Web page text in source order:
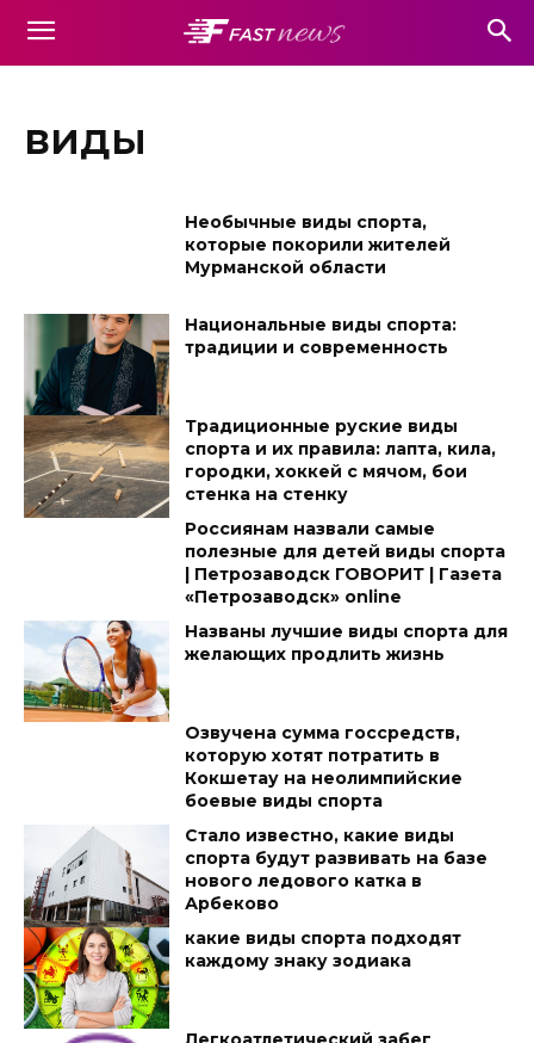
виды
Необычные виды спорта,
которые покорили жителей
Мурманской области
Национальные виды спорта:
традиции и современность
Традиционные руские виды
спорта и их правила: лапта, кила,
городки, хоккей с мячом, бои
стенка на стенку
Россиянам назвали самые
полезные для детей виды спорта
| Петрозаводск ГОВОРИТ | Газета
«Петрозаводск» online
Названы лучшие виды спорта для
желающих продлить жизнь
Озвучена сумма госсредств,
которую хотят потратить в
Кокшетау на неолимпийские
боевые виды спорта
Стало известно, какие виды
спорта будут развивать на базе
нового ледового катка в
Арбеково
какие виды спорта подходят
каждому знаку зодиака